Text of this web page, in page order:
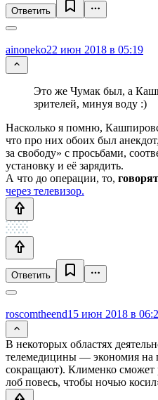
Ответить
ainoneko22 июн 2018 в 05:19
Это же Чумак был, а
зрителей, минуя воду :)
Насколько я помню,
что про них обоих был
за свободу» с просьбами,
установку и её зарядить.
А что до операции, то, говорят
через телевизор.
Ответить
roscomtheend15 июн 2018 в
В некоторых областях
телемедицины — экономия на
сокращают). Клименко сможет
лоб повесь, чтобы ночью